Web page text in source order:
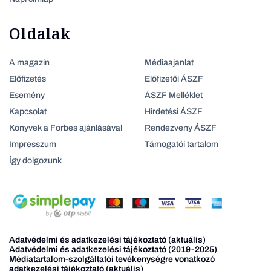
Oldalak
A magazin
Előfizetés
Esemény
Kapcsolat
Könyvek a Forbes ajánlásával
Impresszum
Így dolgozunk
Médiaajanlat
Előfizetői ÁSZF
ÁSZF Melléklet
Hirdetési ÁSZF
Rendezveny ÁSZF
Támogatói tartalom
Adatvédelmi és adatkezelési tájékoztató (aktuális)
Adatvédelmi és adatkezelési tájékoztató (2019-2025)
Médiatartalom-szolgáltatói tevékenységre vonatkozó
adatkezelési tájékoztató (aktuális)